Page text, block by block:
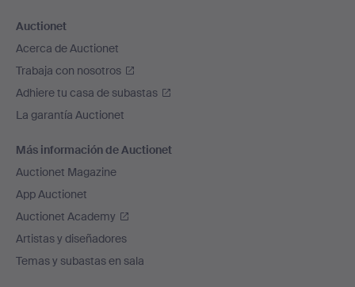
Auctionet
Acerca de Auctionet
Trabaja con nosotros
Adhiere tu casa de subastas
La garantía Auctionet
Más información de Auctionet
Auctionet Magazine
App Auctionet
Auctionet Academy
Artistas y diseñadores
Temas y subastas en sala